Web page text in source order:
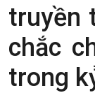
truyền
chắc
trong